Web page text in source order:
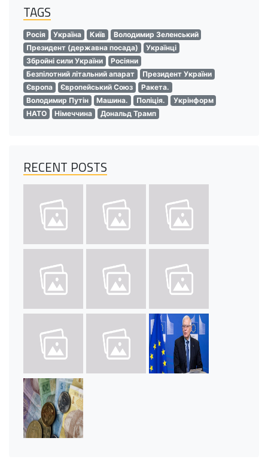
TAGS
Росія Україна Київ
Володимир Зеленський
Президент (державна посада)
Українці
Збройні сили України
Росіяни
Безпілотний літальний апарат
Президент України
Європа
Європейський Союз
Ракета.
Володимир Путін
Машина. Поліція.
Укрінформ
НАТО
Німеччина Дональд Трамп
RECENT POSTS